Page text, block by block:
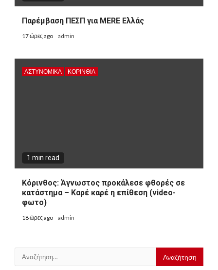
Παρέμβαση ΠΕΣΠ για MERE Ελλάς
17 ώρες ago admin
ΑΣΤΥΝΟΜΙΚΑ ΚΟΡΙΝΘΊΑ
1 min read
Κόρινθος: Άγνωστος προκάλεσε φθορές σε
κατάστημα – Καρέ καρέ η επίθεση (video-
φωτο)
18 ώρες ago admin
Αναζήτηση
για: